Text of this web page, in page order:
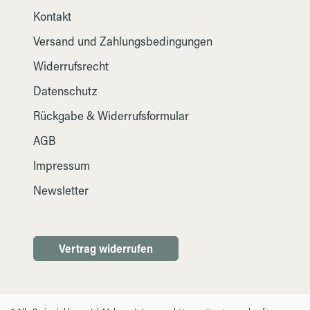
Kontakt
Versand und Zahlungsbedingungen
Widerrufsrecht
Datenschutz
Rückgabe & Widerrufsformular
AGB
Impressum
Newsletter
Vertrag widerrufen